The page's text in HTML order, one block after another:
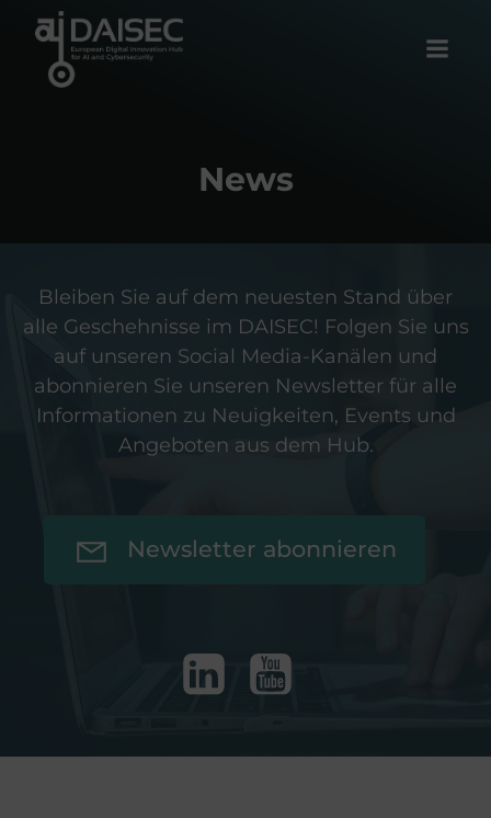
News
Bleiben Sie auf dem neuesten Stand über
alle Geschehnisse im DAISEC! Folgen Sie uns
auf unseren Social Media-Kanälen und
abonnieren Sie unseren Newsletter für alle
Informationen zu Neuigkeiten, Events und
Angeboten aus dem Hub.
Newsletter abonnieren